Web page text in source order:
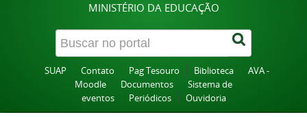
Legislação
Canais
MINISTÉRIO DA EDUCAÇÃO
SUAP Contato Pag Tesouro Biblioteca
AVA -
Moodle
Documentos
Sistema de
eventos
Periódicos Ouvidoria